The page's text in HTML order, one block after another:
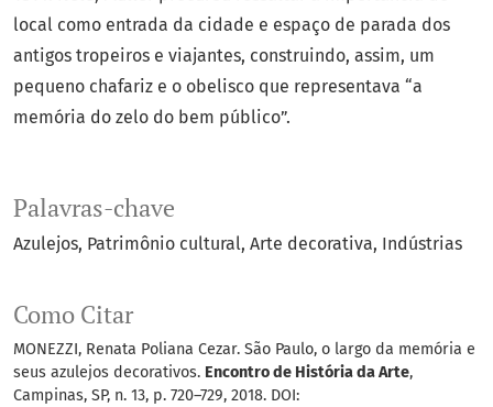
Palavras-chave
Azulejos Patrimônio cultural Arte decorativa Indústrias
Como Citar
MONEZZI, Renata Poliana Cezar. São Paulo, o largo da memória e
seus azulejos decorativos. Encontro de História da Arte,
Campinas, SP, n. 13, p. 720–729, 2018. DOI:
local como entrada da cidade e espaço de parada dos
antigos tropeiros e viajantes, construindo, assim, um
pequeno chafariz e o obelisco que representava “a
memória do zelo do bem público”.